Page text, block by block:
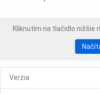
Kliknutím na tlačidlo nižšie
Verzia